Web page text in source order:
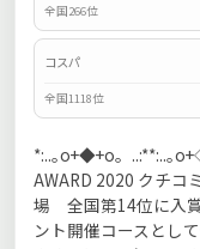
全国266位
コスパ
全国1118位
*:..｡o+◆+o。..:**:..｡
AWARD 2020 クチコ
場 全国第14位に入
ント開催コースとし